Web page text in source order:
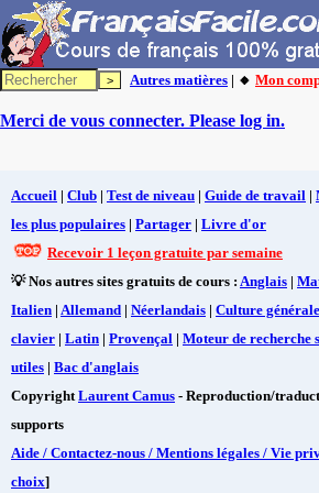
Autres matières | 🔸 Mon
Merci de vous connecter. Please log in.
Accueil | Club | Test de niveau | Guide de travail |
les plus populaires | Partager | Livre d'or
Recevoir 1 leçon gratuite par semaine
💡 Nos autres sites gratuits de cours : Anglais |
Italien | Allemand | Néerlandais | Culture générale
clavier | Latin | Provençal | Moteur de recherche
utiles | Bac d'anglais
CopyrightLaurent Camus - Reproduction/
supports
Aide / Contactez-nous / Mentions légales / Vie
choix]